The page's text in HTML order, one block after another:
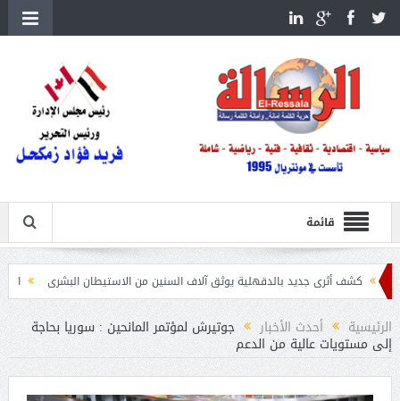
قائمة
جديد بالدقهلية يوثق آلاف السنين من الاستيطان البشرى اتحاد الكرة يطلب استضافة
الرئيسية أحدث الأخبار جوتيرش لمؤتمر المانحين : سوريا بحاجة
إلى مستويات عالية من الدعم